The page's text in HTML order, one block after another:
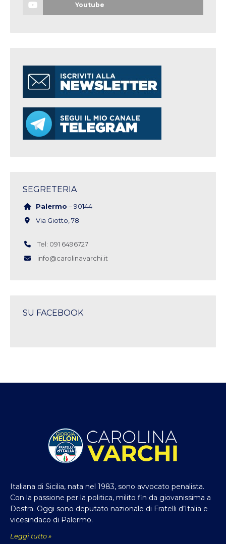
Youtube
SEGRETERIA
Palermo – 90144
Via Giotto, 78
Tel: 091 6496727
info@carolinavarchi.it
SU FACEBOOK
Italiana di Sicilia, nata nel 1983, sono avvocato penalista.
Con la passione per la politica, milito fin da giovanissima a
Destra. Oggi sono deputato nazionale di Fratelli d’Italia e
vicesindaco di Palermo.
Leggi tutto »